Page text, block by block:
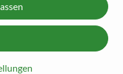
Artikelanzahl
Gesamtpreis:1,99 €